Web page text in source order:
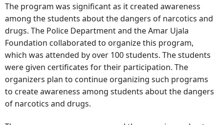
The program was significant as it created awareness
among the students about the dangers of narcotics and
drugs. The Police Department and the Amar Ujala
Foundation collaborated to organize this program,
which was attended by over 100 students. The students
were given certificates for their participation. The
organizers plan to continue organizing such programs
to create awareness among students about the dangers
of narcotics and drugs.